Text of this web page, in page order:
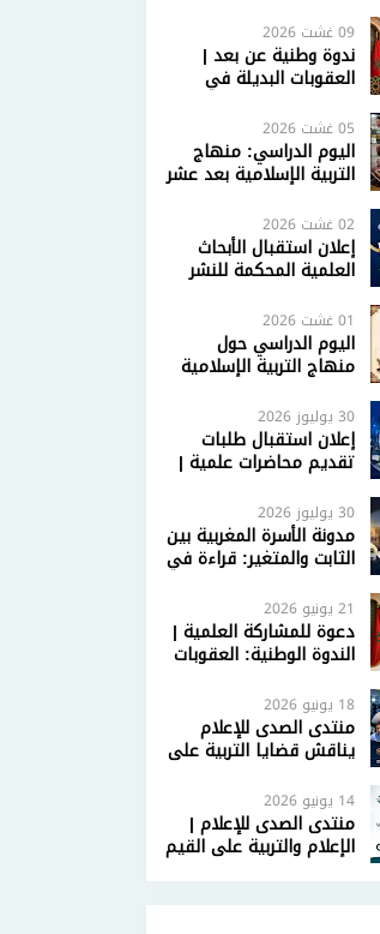
العقوبة الزجرية إلى
العدالة الإصلاحية
09 غشت 2026
ندوة وطنية عن بعد |
العقوبات البديلة في
الزجرية إلى العدالة
الإصلاحية
05 غشت 2026
اليوم الدراسي: منهاج
التربية الإسلامية بعد عشر
في المنطلقات والاختيارات
02 غشت 2026
إعلان استقبال الأبحاث
العلمية المحكمة للنشر
| سلسلة الأبحاث المحكمة
– العدد الأول 2026
01 غشت 2026
اليوم الدراسي حول
منهاج التربية الإسلامية
30 يوليوز 2026
إعلان استقبال طلبات
تقديم محاضرات علمية |
والإعلام
30 يوليوز 2026
مدونة الأسرة المغربية بين
الثابت والمتغير: قراءة في
ومستقبل الإصلاح
21 يونيو 2026
دعوة للمشاركة العلمية |
الندوة الوطنية: العقوبات
العقوبة الزجرية إلى
العدالة الإصلاحية
18 يونيو 2026
منتدى الصدى للإعلام
يناقش قضايا التربية على
بمشاركة أكاديمية
وإعلامية واسعة
14 يونيو 2026
منتدى الصدى للإعلام |
الإعلام والتربية على القيم